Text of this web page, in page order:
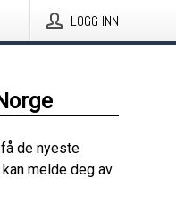
LOGG INN
de nyeste
melde deg av